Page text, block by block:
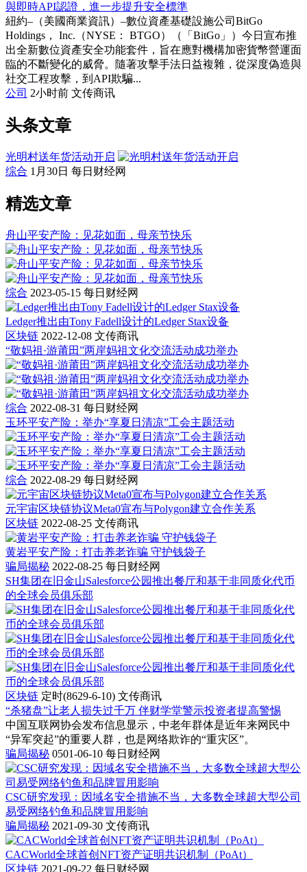
與即時API認證，進一步提升安全標準
紐約–（美國商業資訊）–數位資產基礎設施公司BitGo
Holdings， Inc.（NYSE： BTGO）（「BitGo」）今日宣布推
出全新數位資產安全功能套件，旨在應對機構加密貨幣營運面
臨的不斷變化的威脅。隨著攻擊手法日益複雜，從深度偽造與
社交工程攻擊，到API欺騙...
公司 2小时前 文传商讯
头条文章
光明村送年货活动开启
综合 1月30日 每日财经网
精选文章
舟山平安产险：见花如面，母亲节快乐
综合 2023-05-15 每日财经网
Ledger推出由Tony Fadell设计的Ledger Stax设备
区块链 2022-12-08 文传商讯
“敬妈祖·游莆田”两岸妈祖文化交流活动成功举办
综合 2022-08-31 每日财经网
玉环平安产险：举办“享夏日清凉”工会主题活动
综合 2022-08-29 每日财经网
元宇宙区块链协议Meta0宣布与Polygon建立合作关系
区块链 2022-08-25 文传商讯
黄岩平安产险：打击养老诈骗 守护钱袋子
骗局揭秘 2022-08-25 每日财经网
SH集团在旧金山Salesforce公园推出餐厅和基于非同质化代币
的全球会员俱乐部
区块链 定时(8629-6-10) 文传商讯
“杀猪盘”让老人损失过千万 伴财学堂警示投资者提高警惕
中国互联网协会发布信息显示，中老年群体是近年来网民中
“异军突起”的重要人群，也是网络欺诈的“重灾区”。
骗局揭秘 0501-06-10 每日财经网
CSC研究发现：因域名安全措施不当，大多数全球超大型公司
易受网络钓鱼和品牌冒用影响
骗局揭秘 2021-09-30 文传商讯
CACWorld全球首创NFT资产证明共识机制（PoAt）
区块链 2021-09-22 每日财经网